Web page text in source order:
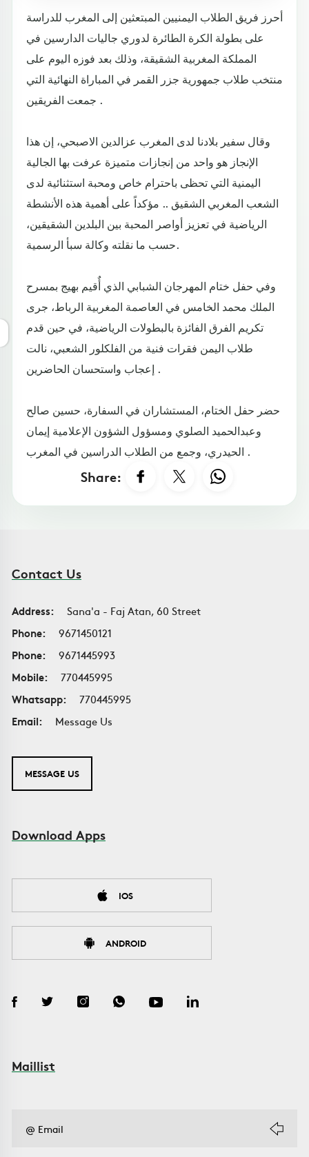
أحرز فريق الطلاب اليمنيين المبتعثين إلى المغرب للدراسة
على بطولة الكرة الطائرة لدوري جاليات الدارسين في
المملكة المغربية الشقيقة، وذلك بعد فوزه اليوم على
منتخب طلاب جمهورية جزر القمر في المباراة النهائية التي
جمعت الفريقين .
وقال سفير بلادنا لدى المغرب عزالدين الاصبحي، إن هذا
الإنجاز هو واحد من إنجازات متميزة عرفت بها الجالية
اليمنية التي تحظى باحترام خاص ومحبة استثنائية لدى
الشعب المغربي الشقيق .. مؤكداً على أهمية هذه الأنشطة
الرياضية في تعزيز أواصر المحبة بين البلدين الشقيقين،
حسب ما نقلته وكالة سبأ الرسمية.
وفي حفل ختام المهرجان الشبابي الذي أٌقيم بهيج بمسرح
الملك محمد الخامس في العاصمة المغربية الرباط، جرى
تكريم الفرق الفائزة بالبطولات الرياضية، في حين قدم
طلاب اليمن فقرات فنية من الفلكلور الشعبي، نالت
إعجاب واستحسان الحاضرين .
حضر حفل الختام، المستشاران في السفارة، حسين صالح
وعبدالحميد الصلوي ومسؤول الشؤون الإعلامية إيمان
الحيدري، وجمع من الطلاب الدراسين في المغرب .
Share:
Contact Us
Address:
Sana'a - Faj Atan, 60 Street
Phone:
9671450121
Phone:
9671445993
Mobile:
770445995
Whatsapp:
770445995
Email:
Message Us
MESSAGE US
Download Apps
IOS
ANDROID
Maillist